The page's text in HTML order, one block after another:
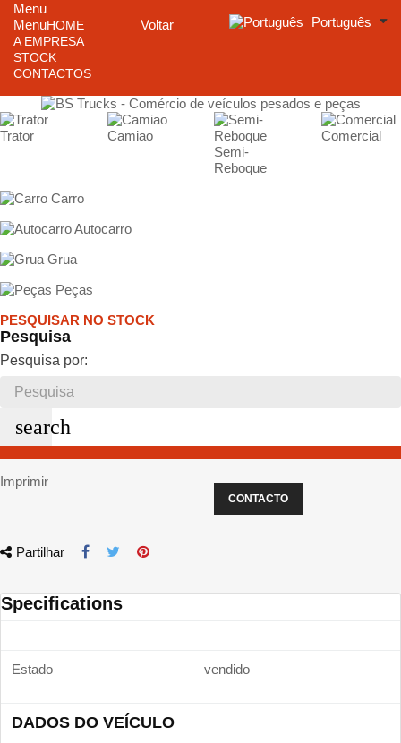
Menu
Menu
Voltar
HOME
A EMPRESA
STOCK
CONTACTOS
Português
Trator
Camiao
Semi-
Reboque
Comercial
Carro
Autocarro
Grua
Peças
PESQUISAR NO STOCK
Pesquisa
Pesquisa por:
search
Imprimir
CONTACTO
Partilhar
Specifications
Estado vendido
DADOS DO VEÍCULO